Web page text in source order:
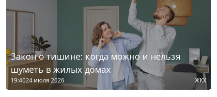
Закон о тишине: когда можно и нельзя
шуметь в жилых домах
19:4024 июля 2026 ЖКХ